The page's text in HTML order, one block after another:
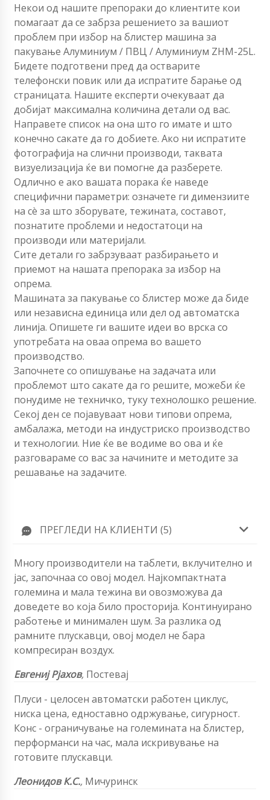
Некои од нашите препораки до клиентите кои
помагаат да се забрза решението за вашиот
проблем при избор на блистер машина за
пакување Алуминиум / ПВЦ / Алуминиум ZHM-25L.
Бидете подготвени пред да остварите
телефонски повик или да испратите барање од
страницата. Нашите експерти очекуваат да
добијат максимална количина детали од вас.
Направете список на она што го имате и што
конечно сакате да го добиете. Ако ни испратите
фотографија на слични производи, таквата
визуелизација ќе ви помогне да разберете.
Одлично е ако вашата порака ќе наведе
специфични параметри: означете ги димензиите
на сè за што зборувате, тежината, составот,
познатите проблеми и недостатоци на
производи или материјали.
Сите детали го забрзуваат разбирањето и
приемот на нашата препорака за избор на
опрема.
Машината за пакување со блистер може да биде
или независна единица или дел од автоматска
линија. Опишете ги вашите идеи во врска со
употребата на оваа опрема во вашето
производство.
Започнете со опишување на задачата или
проблемот што сакате да го решите, можеби ќе
понудиме не техничко, туку технолошко решение.
Секој ден се појавуваат нови типови опрема,
амбалажа, методи на индустриско производство
и технологии. Ние ќе ве водиме во ова и ќе
разговараме со вас за начините и методите за
решавање на задачите.
ПРЕГЛЕДИ НА КЛИЕНТИ (5)
Многу производители на таблети, вклучително и
јас, започнаа со овој модел. Најкомпактната
големина и мала тежина ви овозможува да
доведете во која било просторија. Континуирано
работење и минимален шум. За разлика од
рамните плускавци, овој модел не бара
компресиран воздух.
Евгениј Рјахов, Постевај
Плуси - целосен автоматски работен циклус,
ниска цена, едноставно одржување, сигурност.
Конс - ограничување на големината на блистер,
перформанси на час, мала искривување на
готовите плускавци.
Леонидов К.С., Мичуринск